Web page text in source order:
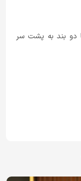
بند به پشت سر